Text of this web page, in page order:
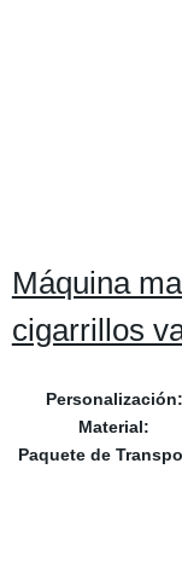
Máquina
cigarrillos
Personalización:
Material:
Paquete de